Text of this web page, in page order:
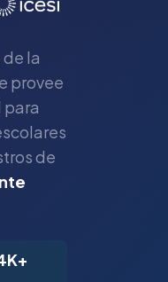
la
provee
de